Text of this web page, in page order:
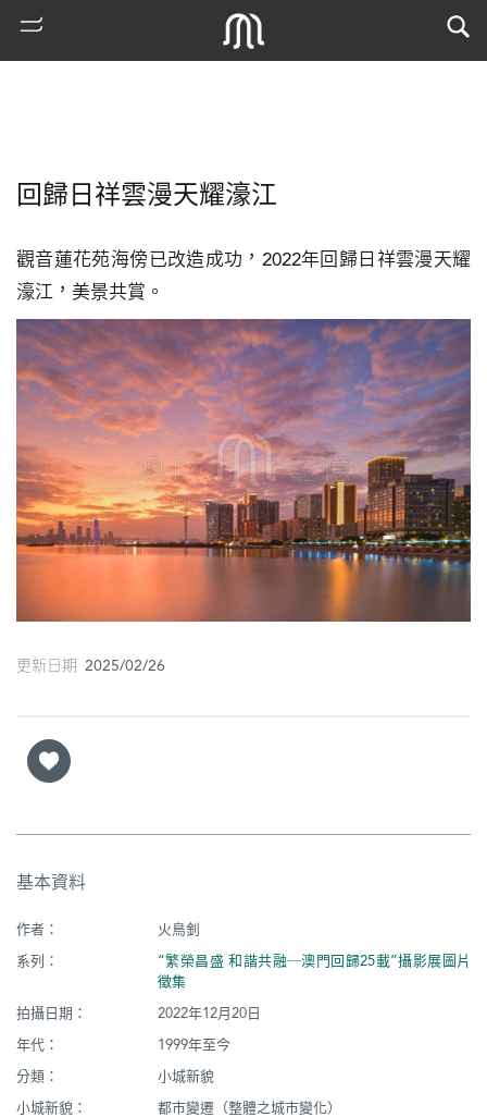
熱
門
索
古
地
圖
媽
廟
街
回歸日祥雲漫天耀濠江
觀音蓮花苑海傍已改造成功，2022年回歸日祥雲漫天耀
濠江，美景共賞。
更新日期 2025/02/26
基本資料
作者：
火鳥釗
系列：
“繁榮昌盛 和諧共融─澳門回歸25載”攝影展圖片
徵集
拍攝日期：
2022年12月20日
年代：
1999年至今
分類：
小城新貌
小城新貌：
都市變遷（整體之城市變化）